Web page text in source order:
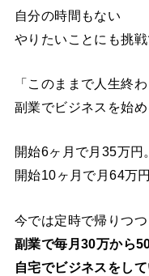
自分の時間もない
やりたいことにも挑
「このままで人生終
副業でビジネスを始め
開始6ヶ月で月35万円。
開始10ヶ月で月64万
今では定時で帰りつつ
副業で毎月30万から
自宅でビジネスをして